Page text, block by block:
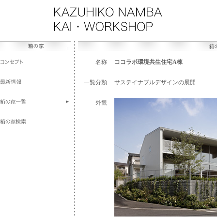
名称 ココラボ環境共生住宅A棟
一覧分類 サステイナブルデザインの展開
外観